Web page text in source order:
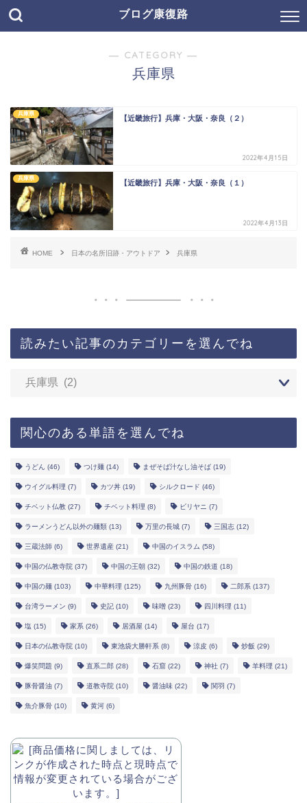
ブログ康復路
― CATEGORY ―
兵庫県
兵庫県
【近畿旅行】兵庫・大阪・奈良（２）
2022年4月15日
兵庫県
【近畿旅行】兵庫・大阪・奈良（１）
2022年4月13日
HOME 日本の名所旧跡・アウトドア 兵庫県
読みたい記事のカテゴリーを選んでね
関心のある単語を選んでね
うどん (46) つけ麺 (14) まぜそば汁なし油そば (19)
ウイグル料理 (7) カツ丼 (19) シルクロード (46)
チベット仏教 (27) チベット料理 (8) ビリヤニ (7)
ラーメンうどん以外の麺類 (13) 万里の長城 (7) 三国志 (12)
三蔵法師 (6) 世界遺産 (21) 中国のイスラム (58)
中国の仏教寺院 (37) 中国の王朝 (32) 中国の鉄道 (18)
中国の麺 (103) 中華料理 (125) 九州豚骨 (16) 二郎系 (137)
台湾ラーメン (9) 史記 (10) 味噌 (23) 四川料理 (11)
塩 (15) 家系 (26) 居酒屋 (14) 屋台 (17)
日本の仏教寺院 (10) 東池袋大勝軒系 (8) 涼皮 (6) 炒飯 (29)
爆笑問題 (9) 直系二郎 (28) 石窟 (22) 神社 (7) 羊料理 (21)
豚骨醤油 (7) 道教寺院 (10) 醤油味 (22) 関羽 (7)
魚介豚骨 (10) 黄河 (6)